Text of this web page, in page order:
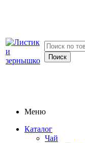
Меню
Каталог
Чай